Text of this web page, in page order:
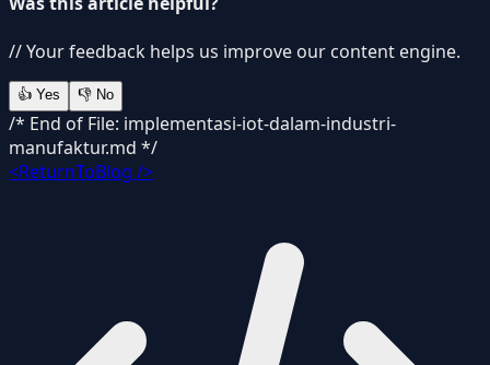
// Your feedback helps us improve our content engine.
👍 Yes 👎 No
/* End of File: implementasi-iot-dalam-industri-
manufaktur.md */
<ReturnToBlog />